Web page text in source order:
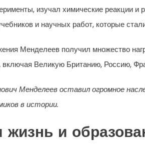
изучал химические реакции
и научных работ, которые
Менделеев получил множество
включая Великую Британию, Россию,
Менделеев оставил огромное
в истории.
жизнь и